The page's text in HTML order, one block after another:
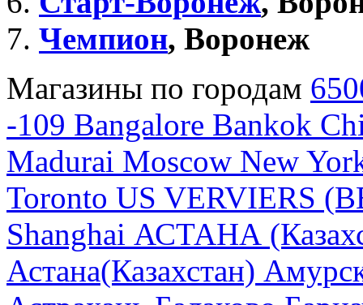
Чемпион, Воронеж
Магазины по городам
-109 Bangalore Bankok
Madurai Moscow New
Toronto US VERVIERS
Shanghai АСТАНА
Астана(Казахстан)